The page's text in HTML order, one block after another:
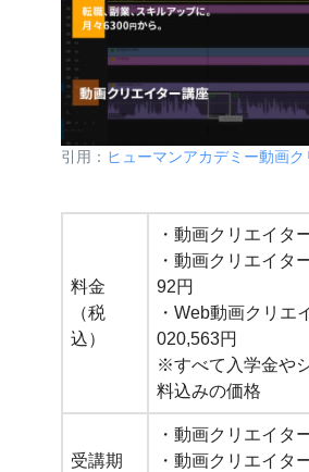
引用： ヒューマンアカデミー動画
料金
（税
込）
・動画クリエイタ
・動画クリエイタ
92円
・Web動画クリエ
020,563円
※すべて入学金や
料込みの価格
受講期
・動画クリエイタ
・動画クリエイタ